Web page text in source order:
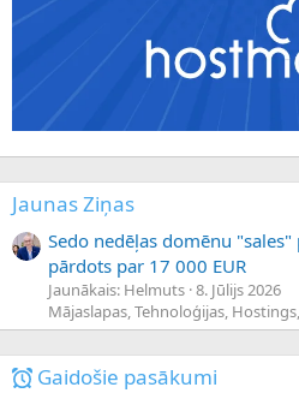
Jaunas Ziņas
Sedo nedēļas domēnu
pārdots par 17 000 EUR
Jaunākais: Helmuts 8. Jūlijs 2026
Mājaslapas, Tehnoloģijas,
Gaidošie pasākumi